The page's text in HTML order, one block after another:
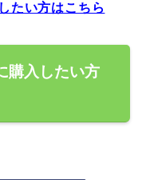
たい方はこちら
購入したい方